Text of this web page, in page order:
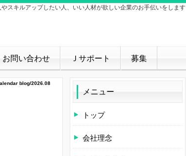
スキルアップしたい人、いい人材が欲しい企業のお手伝いをします
お問い合わせ Ｊサポート 募集
blog/2026.08
メニュー
トップ
会社理念